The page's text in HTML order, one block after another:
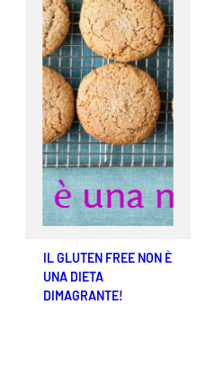
IL GLUTEN FREE NON È
UNA DIETA
DIMAGRANTE!